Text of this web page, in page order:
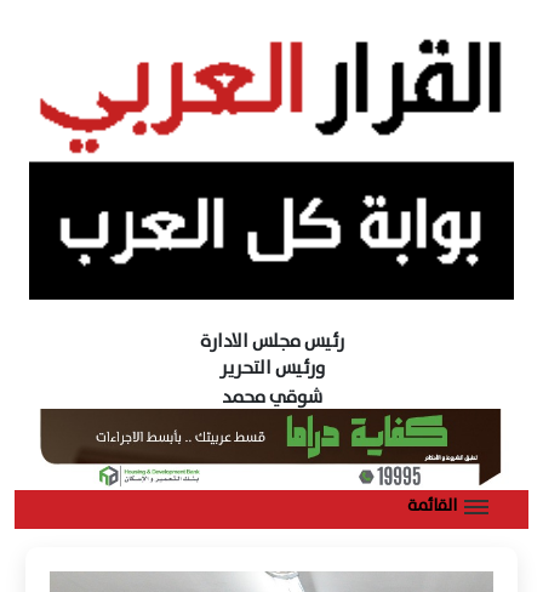
رئيس مجلس الادارة
ورئيس التحرير
شوقي محمد
القائمة